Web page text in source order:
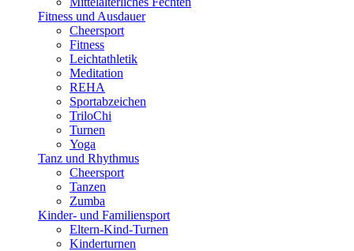
Fitness und Ausdauer
Cheersport
Fitness
Leichtathletik
Meditation
REHA
Sportabzeichen
TriloChi
Turnen
Yoga
Tanz und Rhythmus
Cheersport
Tanzen
Zumba
Kinder- und Familiensport
Eltern-Kind-Turnen
Kinderturnen